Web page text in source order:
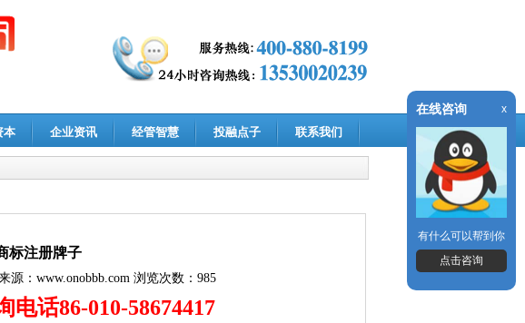
本 企业资讯 经管智慧 投融点子 联系我们
标注册牌子
源： www.onobbb.com 浏览次数：985
电话86-010-58674417
在线咨询 x
有什么可以帮到你
点击咨询